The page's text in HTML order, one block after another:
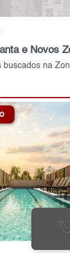
e Novos
buscados na